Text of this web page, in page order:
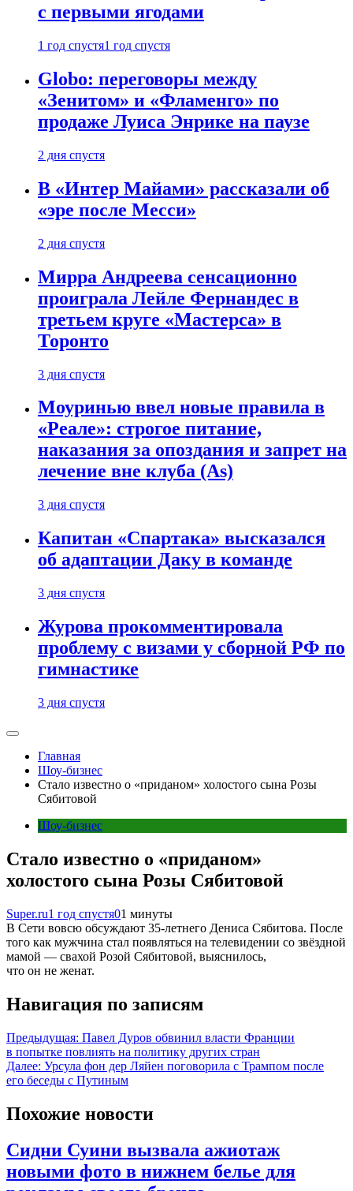
с первыми ягодами
1 год спустя1 год спустя
Globo: переговоры между
«Зенитом» и «Фламенго» по
продаже Луиса Энрике на паузе
2 дня спустя
В «Интер Майами» рассказали об
«эре после Месси»
2 дня спустя
Мирра Андреева сенсационно
проиграла Лейле Фернандес в
третьем круге «Мастерса» в
Торонто
3 дня спустя
Моуринью ввел новые правила в
«Реале»: строгое питание,
наказания за опоздания и запрет на
лечение вне клуба (As)
3 дня спустя
Капитан «Спартака» высказался
об адаптации Даку в команде
3 дня спустя
Журова прокомментировала
проблему с визами у сборной РФ по
гимнастике
3 дня спустя
Главная
Шоу-бизнес
Стало известно о «приданом» холостого сына Розы
Сябитовой
Шоу-бизнес
Стало известно о «приданом»
холостого сына Розы Сябитовой
Super.ru1 год спустя01 минуты
В Сети вовсю обсуждают 35-летнего Дениса Сябитова. После
того как мужчина стал появляться на телевидении со звёздной
мамой — свахой Розой Сябитовой, выяснилось,
что он не женат.
Навигация по записям
Предыдущая: Павел Дуров обвинил власти Франции
в попытке повлиять на политику других стран
Далее: Урсула фон дер Ляйен поговорила с Трампом после
его беседы с Путиным
Похожие новости
Сидни Суини вызвала ажиотаж
новыми фото в нижнем белье для